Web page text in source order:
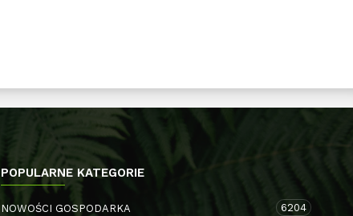
POPULARNE KATEGORIE
NOWOŚCI GOSPODARKA 6204